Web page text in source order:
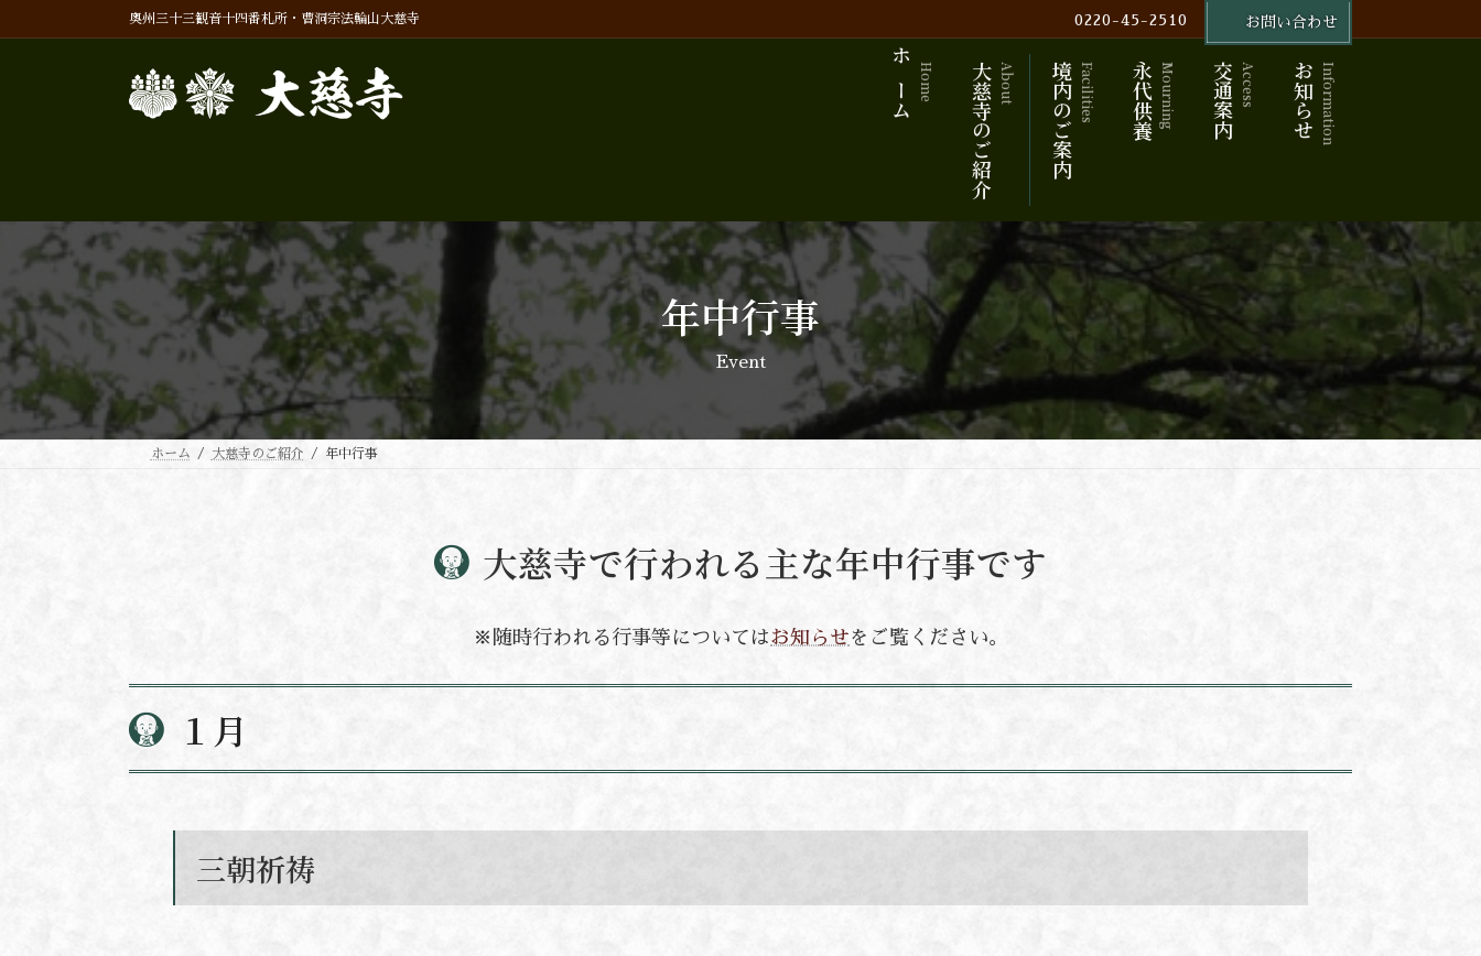
奥州三十三観音十四番札所・曹洞宗法輪山大慈寺 0220-45-2510 お問い合わせ
ホーム Home 大慈寺のご紹介 About 境内のご案内Facilities 永代供養Mourning 交通案内 Access お知らせInformation
年中行事
Event
ホーム 大慈寺のご紹介 年中行事
大慈寺で行われる主な年中行事です
※随時行われる行事等についてはお知らせをご覧ください。
１月
三朝祈祷